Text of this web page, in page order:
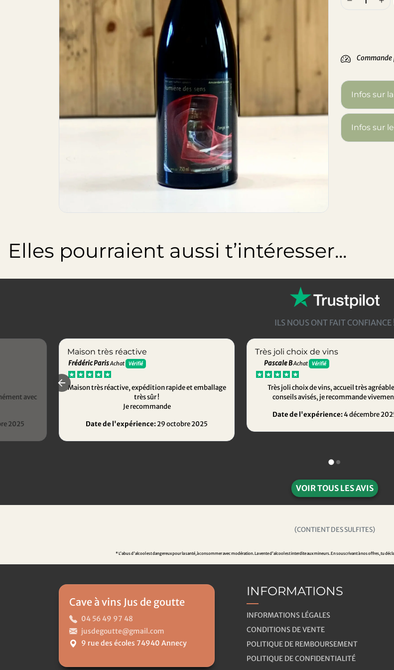
Infos sur
Infos sur
Elles pourraient aussi t’intéresser...
ILS NOUS ONT FAIT CONFIANCE
avec
2025
Maison très réactive
Frédéric ParisAchat Vérifié
Maison très réactive, expédition rapide et emballage
très sûr !
Je recommande
Date de l'expérience:29 octobre 2025
Très joli choix de vins
Pascale BAchat Vérifié
Très joli choix de vins, accueil très
conseils avisés, je recommande
Date de l'expérience:4 décembre
VOIR TOUS LES AVIS
(CONTIENT DES SULFITES)
* L'abus d'alcool est dangereux pour la santé, à consommer avec modération. La vente d'alcool est interdite aux mineurs. En souscrivant à nos offres, tu
Cave à vins Jus de goutte
04 56 49 97 48
jusdegoutte@gmail.com
9 rue des écoles 74940 Annecy
INFORMATIONS
INFORMATIONS LÉGALES
CONDITIONS DE VENTE
POLITIQUE DE REMBOURSEMENT
POLITIQUE DE CONFIDENTIALITÉ